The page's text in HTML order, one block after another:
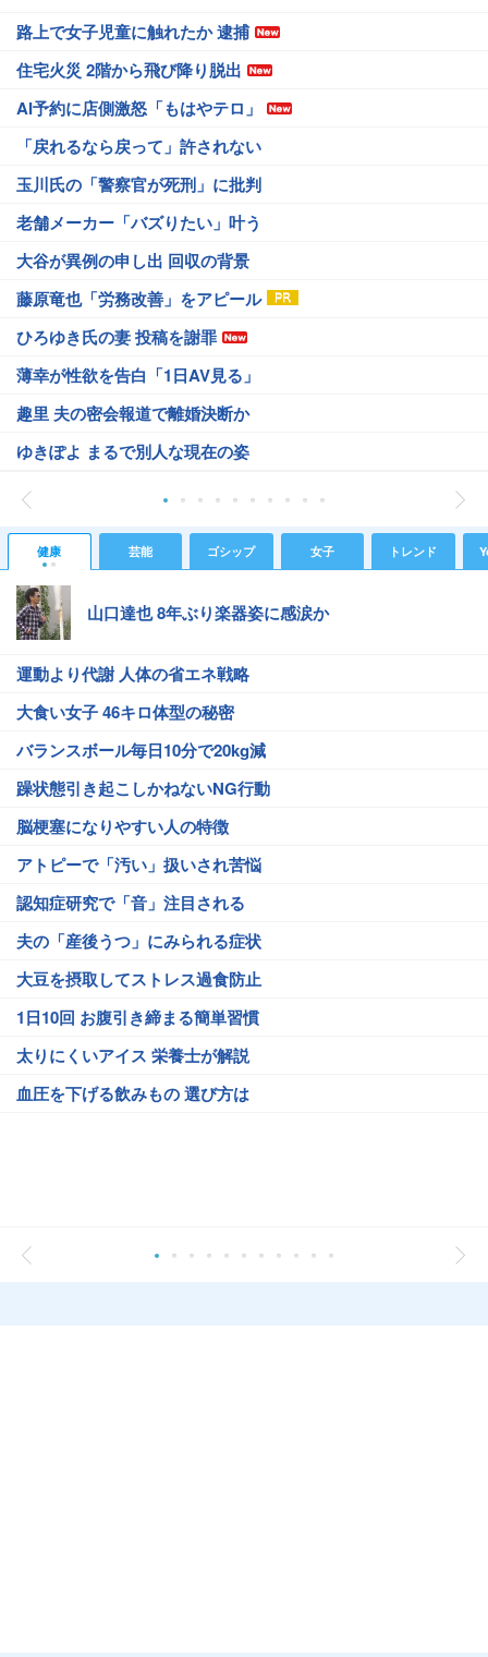
路上で女子児童に触れたか 逮捕
住宅火災 2階から飛び降り脱出
AI予約に店側激怒「もはやテロ」
「戻れるなら戻って」許されない
玉川氏の「警察官が死刑」に批判
老舗メーカー「バズりたい」叶う
大谷が異例の申し出 回収の背景
藤原竜也「労務改善」をアピール
ひろゆき氏の妻 投稿を謝罪
薄幸が性欲を告白「1日AV見る」
趣里 夫の密会報道で離婚決断か
ゆきぽよ まるで別人な現在の姿
健康 芸能 ゴシップ 女子 トレンド
山口達也 8年ぶり楽器姿に感涙か
運動より代謝 人体の省エネ戦略
大食い女子 46キロ体型の秘密
バランスボール毎日10分で20kg減
躁状態引き起こしかねないNG行動
脳梗塞になりやすい人の特徴
アトピーで「汚い」扱いされ苦悩
認知症研究で「音」注目される
夫の「産後うつ」にみられる症状
大豆を摂取してストレス過食防止
1日10回 お腹引き締まる簡単習慣
太りにくいアイス 栄養士が解説
血圧を下げる飲みもの 選び方は